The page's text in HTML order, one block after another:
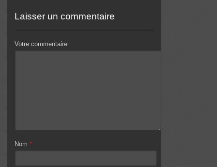
Laisser un commentaire
Votre commentaire
Nom *